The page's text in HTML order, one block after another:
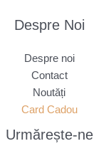
Despre Noi
Despre noi
Contact
Noutăți
Card Cadou
Urmărește-ne